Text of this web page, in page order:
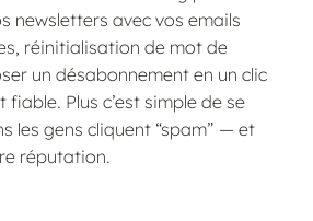
newsletters avec vos emails
réinitialisation de mot de
un désabonnement en un clic
Plus c’est simple de se
les gens cliquent “spam” — et
réputation.